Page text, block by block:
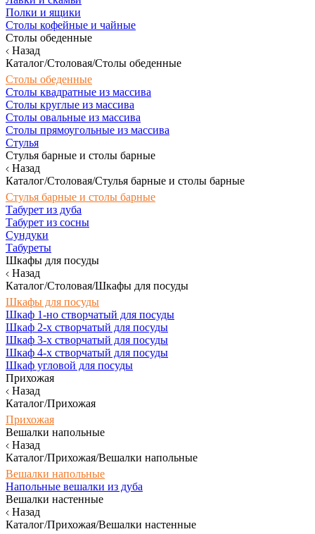
Полки и ящики
Столы кофейные и чайные
Столы обеденные
Назад
Каталог/Столовая/Столы обеденные
Столы обеденные
Столы квадратные из массива
Столы круглые из массива
Столы овальные из массива
Столы прямоугольные из массива
Стулья
Стулья барные и столы барные
Назад
Каталог/Столовая/Стулья барные и столы барные
Стулья барные и столы барные
Табурет из дуба
Табурет из сосны
Сундуки
Табуреты
Шкафы для посуды
Назад
Каталог/Столовая/Шкафы для посуды
Шкафы для посуды
Шкаф 1-но створчатый для посуды
Шкаф 2-х створчатый для посуды
Шкаф 3-х створчатый для посуды
Шкаф 4-х створчатый для посуды
Шкаф угловой для посуды
Прихожая
Назад
Каталог/Прихожая
Прихожая
Вешалки напольные
Назад
Каталог/Прихожая/Вешалки напольные
Вешалки напольные
Напольные вешалки из дуба
Вешалки настенные
Назад
Каталог/Прихожая/Вешалки настенные